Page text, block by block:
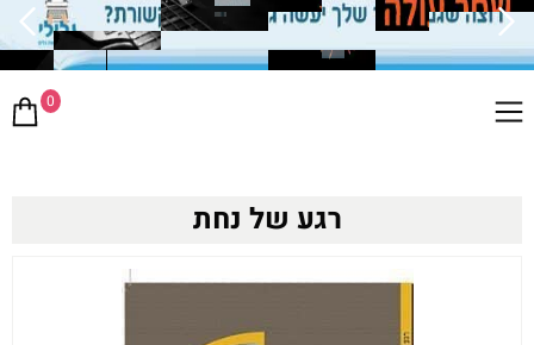
0
רגע של נחת